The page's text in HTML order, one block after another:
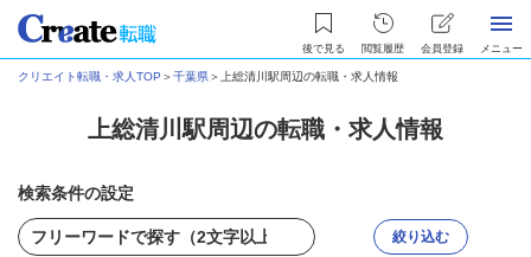
後で見る 閲覧履歴 会員登録 メニュー
クリエイト転職・求人TOP ＞千葉県＞ 上総清川駅周辺の転職・求人情報
上総清川駅周辺の転職・求人情報
検索条件の設定
絞り込む